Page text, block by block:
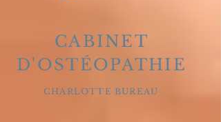
CABINET
D'OSTÉOPATHIE
CHARLOTTE BUREAU